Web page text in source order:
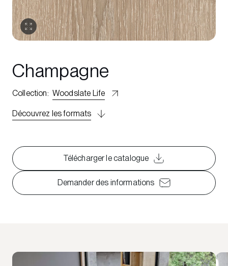
Champagne
Collection: Woodslate Life
Découvrez les formats
Télécharger le catalogue
Demander des informations